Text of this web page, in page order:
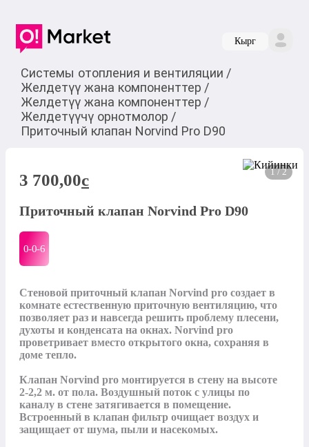
Кырг
Системы отопления и вентиляции /
Желдетүү жана компоненттер /
Желдетүү жана компоненттер /
Желдетүүчү орнотмолор /
Приточный клапан Norvind Pro D90
1 / 2
3 700,00c
Приточный клапан Norvind Pro D90
0-0-6
Стеновой приточный клапан Norvind pro создает в
комнате естественную приточную вентиляцию, что
позволяет раз и навсегда решить проблему плесени,
духоты и конденсата на окнах. Norvind pro
проветривает вместо открытого окна, сохраняя в
доме тепло.
Клапан Norvind pro монтируется в стену на высоте
2-2,2 м. от пола. Воздушный поток с улицы по
каналу в стене затягивается в помещение.
Встроенный в клапан фильтр очищает воздух и
защищает от шума, пыли и насекомых.